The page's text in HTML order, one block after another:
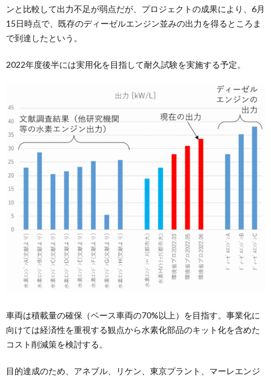
ンと比較して出力不足が弱点だが、プロジェクトの成果により、6月
15日時点で、既存のディーゼルエンジン並みの出力を得るところま
で到達したという。
2022年度後半には実用化を目指して耐久試験を実施する予定。
車両は積載量の確保（ベース車両の70%以上）を目指す。事業化に
向けては経済性を重視する観点から水素化部品のキット化を含めた
コスト削減策を検討する。
目的達成のため、アネブル、リケン、東京プラント、マーレエンジ